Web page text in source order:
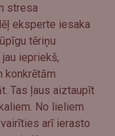
stresa
eksperte iesaka
tēriņu
iepriekš,
konkrētām
Tas ļaus aiztaupīt
No lieliem
arī ierasto